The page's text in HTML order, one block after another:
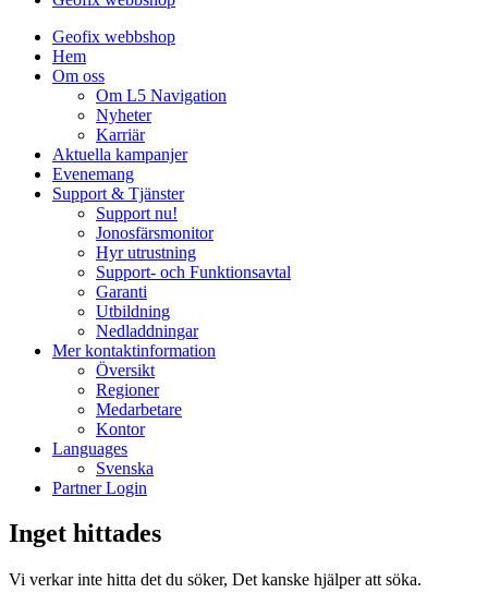
Geofix webbshop
Hem
Om oss
Om L5 Navigation
Nyheter
Karriär
Aktuella kampanjer
Evenemang
Support & Tjänster
Support nu!
Jonosfärsmonitor
Hyr utrustning
Support- och Funktionsavtal
Garanti
Utbildning
Nedladdningar
Mer kontaktinformation
Översikt
Regioner
Medarbetare
Kontor
Languages
Svenska
Partner Login
Inget hittades
Vi verkar inte hitta det du söker, Det kanske hjälper att söka.